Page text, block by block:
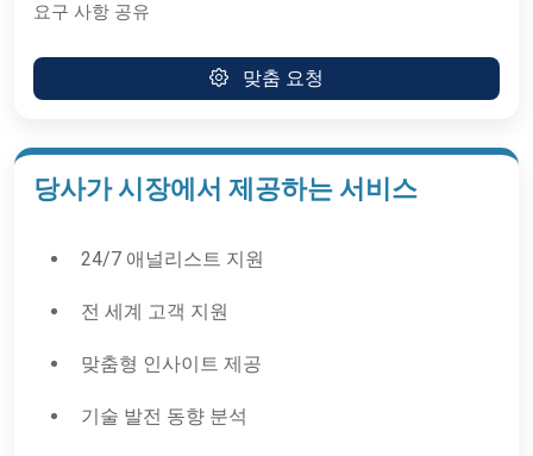
요구 사항 공유
맞춤 요청
당사가 시장에서 제공하는 서비스
24/7 애널리스트 지원
전 세계 고객 지원
맞춤형 인사이트 제공
기술 발전 동향 분석